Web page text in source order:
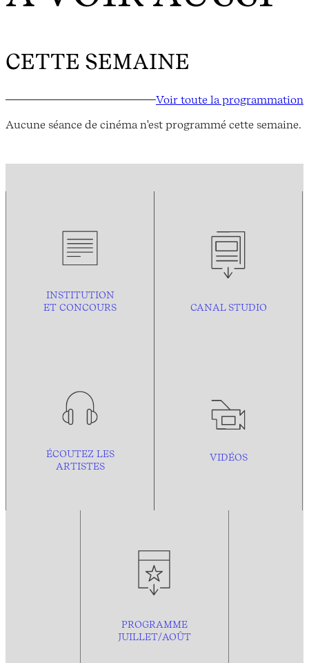
CETTE SEMAINE
Voir toute la programmation
Aucune séance de cinéma n'est programmé cette semaine.
INSTITUTION
ET CONCOURS
CANAL STUDIO
ÉCOUTEZ LES
ARTISTES
VIDÉOS
PROGRAMME
JUILLET/AOÛT